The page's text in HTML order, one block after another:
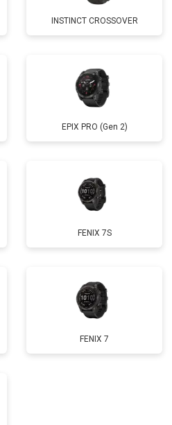
INSTINCT CROSSOVER
EPIX PRO (Gen 2)
FENIX 7S
FENIX 7